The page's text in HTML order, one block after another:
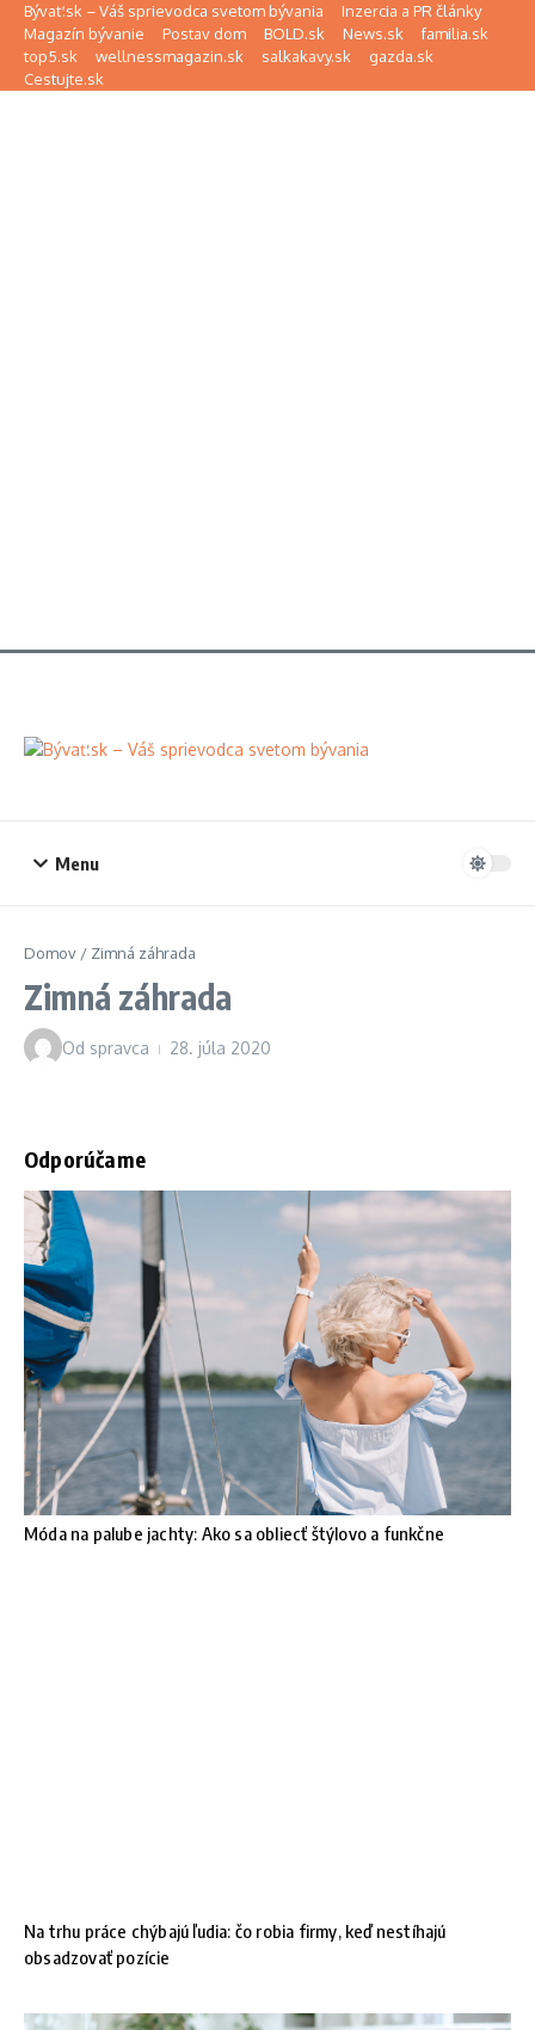
Preskočiť na obsah
Bývať.sk – Váš sprievodca svetom bývania
Inzercia a PR články
Magazín bývanie
Postav dom BOLD.sk News.sk
familia.sk
top5.sk
wellnessmagazin.sk salkakavy.sk
gazda.sk
Cestujte.sk
Menu
Domov / Zimná záhrada
Zimná záhrada
Od spravca 28. júla 2020
Odporúčame
Móda na palube jachty: Ako sa obliecť štýlovo a funkčne
Na trhu práce chýbajú ľudia: čo robia firmy, keď nestíhajú
obsadzovať pozície